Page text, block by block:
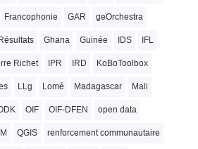
Francophonie GAR geOrchestra
Ghana Guinée IDS IFL
Richet IPR IRD KoBoToolbox
LLg Lomé Madagascar Mali
OIF OIF-DFEN open data
QGIS renforcement communautaire